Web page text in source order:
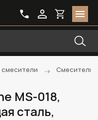
Смесители
MS-018,
сталь,